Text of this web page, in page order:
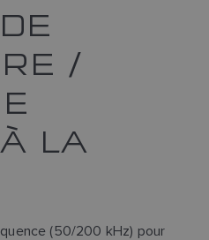
/
LA
(50/200 kHz) pour